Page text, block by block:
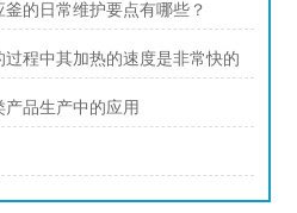
的日常维护要点有哪些？
程中其加热的速度是非常快的
品生产中的应用